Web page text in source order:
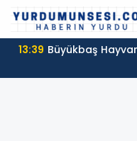
13:39